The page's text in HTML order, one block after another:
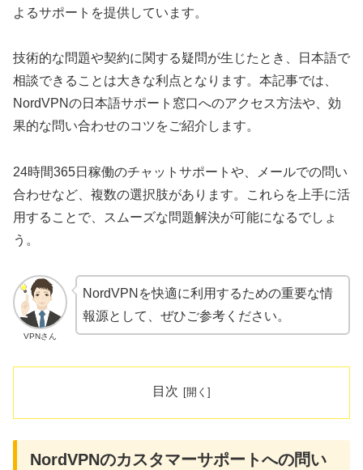
よるサポートを提供しています。
技術的な問題や契約に関する疑問が生じたとき、日本語で
相談できることは大きな利点となります。本記事では、
NordVPNの日本語サポート窓口へのアクセス方法や、効
果的な問い合わせのコツをご紹介します。
24時間365日稼働のチャットサポートや、メールでの問い
合わせなど、複数の選択肢があります。これらを上手に活
用することで、スムーズな問題解決が可能になるでしょ
う。
VPNさん
NordVPNを快適に利用するための重要な情
報源として、ぜひご参考ください。
目次
NordVPNのカスタマーサポートへの問い